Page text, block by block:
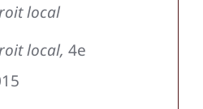
local
local, 4e